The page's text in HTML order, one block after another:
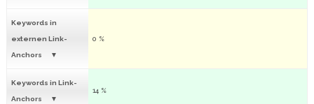
Keywords in
externen Link-
Anchors
0 %
Keywords in Link-
Anchors
14 %